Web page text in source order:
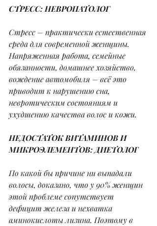
СТРЕСС: НЕВРОПАТОЛОГ
Стресс – практически естественная
среда для современной женщины.
Напряженная работа, семейные
обязанности, домашнее хозяйство,
вождение автомобиля – всё это
приводит к нарушению сна,
невротическим состояниям и
ухудшению качества волос и кожи.
НЕДОСТАТОК ВИТАМИНОВ И
МИКРОЭЛЕМЕНТОВ: ДИЕТОЛОГ
По какой бы причине ни выпадали
волосы, доказано, что у 90% женщин
этой проблеме сопутствует
дефицит железа и нехватка
аминокислоты лизина. Поэтому в